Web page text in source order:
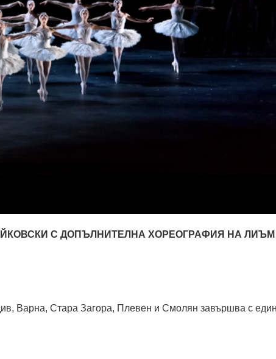
С ДОПЪЛНИТЕЛНА ХОРЕОГРАФИЯ НА ЛИЪМ
Варна, Стара Загора, Плевен и Смолян завършва с